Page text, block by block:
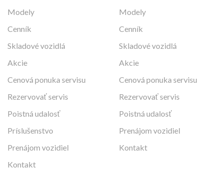
Modely
Cenník
Skladové vozidlá
Akcie
Cenová ponuka servisu
Rezervovať servis
Poistná udalosť
Príslušenstvo
Prenájom vozidiel
Kontakt
Modely
Cenník
Skladové vozidlá
Akcie
Cenová ponuka servisu
Rezervovať servis
Poistná udalosť
Prenájom vozidiel
Kontakt